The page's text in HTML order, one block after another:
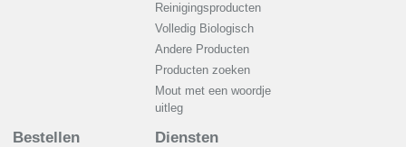
Reinigingsproducten
Volledig Biologisch
Andere Producten
Producten zoeken
Mout met een woordje
uitleg
Bestellen Diensten